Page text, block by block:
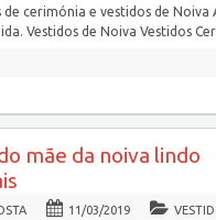
de cerimónia e vestidos de
Vestidos de Noiva Vestidos
mãe da noiva lindo
11/03/2019